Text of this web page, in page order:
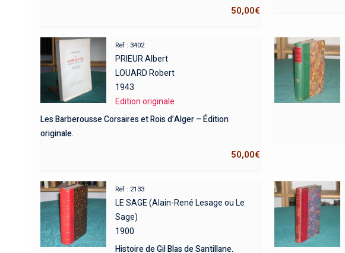
50,00€
Réf : 3402
PRIEUR Albert
LOUARD Robert
1943
Edition originale
Les Barberousse Corsaires et Rois d’Alger – Édition
originale.
50,00€
Réf : 2133
LE SAGE (Alain-René Lesage ou Le
Sage)
1900
Histoire de Gil Blas de Santillane.